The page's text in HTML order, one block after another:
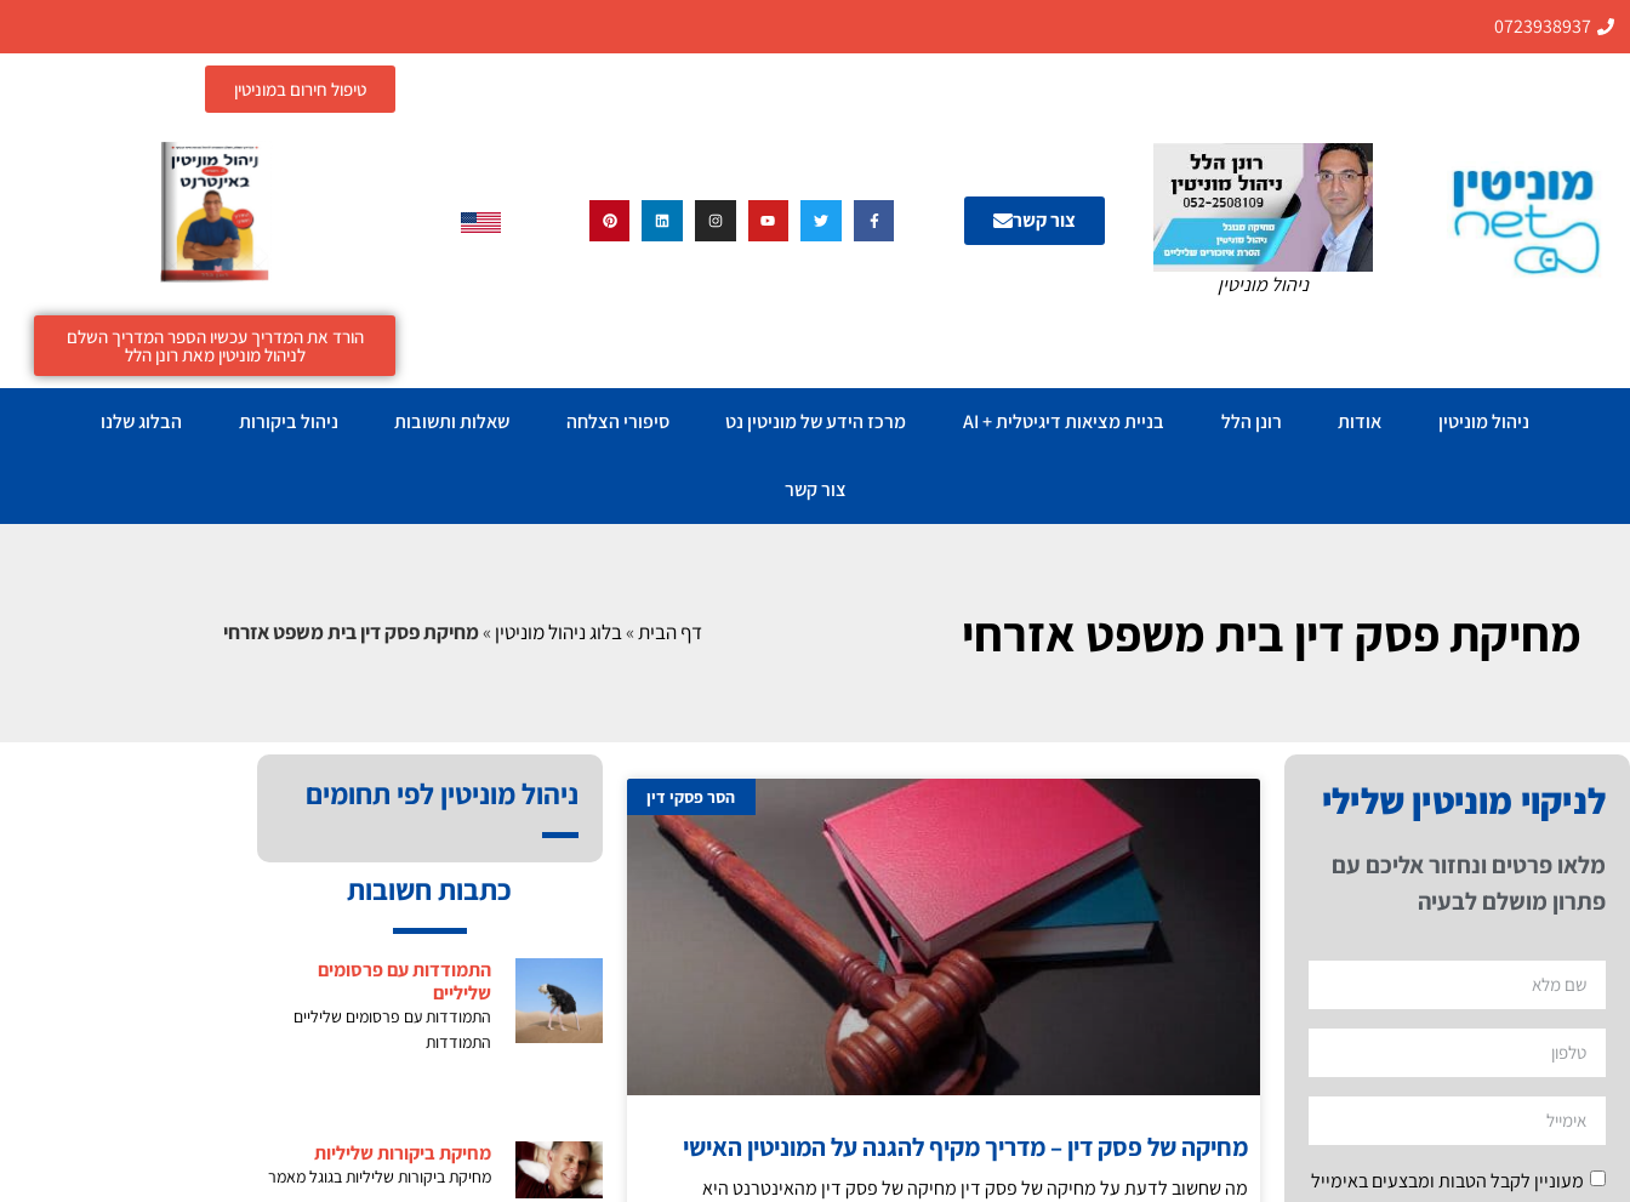
0723938937
ניהול מוניטין
צור קשר
טיפול חירום במוניטין
הורד את המדריך עכשיו הספר המדריך השלם
לניהול מוניטין מאת רונן הלל
ניהול מוניטין אודות רונן הלל בניית מציאות דיגיטלית + AI מרכז הידע של מוניטין נט סיפורי הצלחה שאלות ותשובות ניהול ביקורות הבלוג שלנו
צור קשר
מחיקת פסק דין בית משפט אזרחי דף הבית»בלוג ניהול מוניטין »מחיקת פסק דין בית משפט אזרחי
לניקוי מוניטין שלילי
מלאו פרטים ונחזור אליכם עם
פתרון מושלם לבעיה
מעוניין לקבל הטבות ומבצעים באימייל
הסר פסקי דין
מחיקה של פסק דין – מדריך מקיף להגנה על המוניטין האישי
מה שחשוב לדעת על מחיקה של פסק דין מחיקה של פסק דין מהאינטרנט היא
ניהול מוניטין לפי תחומים
כתבות חשובות
התמודדות עם פרסומים
שליליים
התמודדות עם פרסומים שליליים
התמודדות
מחיקת ביקורות שליליות
מחיקת ביקורות שליליות בגוגל מאמר